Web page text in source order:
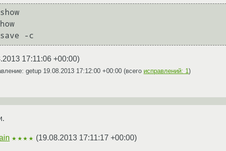
17:11:06 +00:00)
getup 19.08.2013 17:12:00 +00:00 (всего исправлений: 1 )
★★★★ (19.08.2013 17:11:17 +00:00)